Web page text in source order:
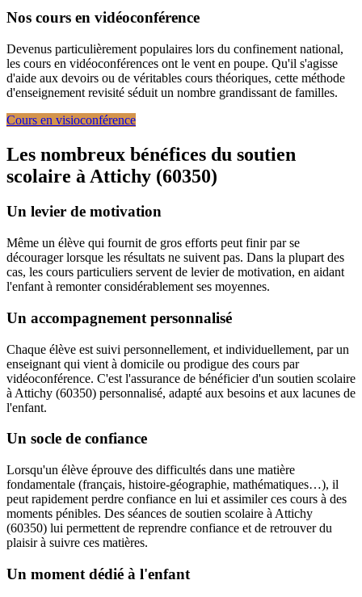
Nos cours en vidéoconférence
Devenus particulièrement populaires lors du confinement national,
les cours en vidéoconférences ont le vent en poupe. Qu'il s'agisse
d'aide aux devoirs ou de véritables cours théoriques, cette méthode
d'enseignement revisité séduit un nombre grandissant de familles.
Cours en visioconférence
Les nombreux bénéfices du soutien
scolaire à Attichy (60350)
Un levier de motivation
Même un élève qui fournit de gros efforts peut finir par se
décourager lorsque les résultats ne suivent pas. Dans la plupart des
cas, les cours particuliers servent de levier de motivation, en aidant
l'enfant à remonter considérablement ses moyennes.
Un accompagnement personnalisé
Chaque élève est suivi personnellement, et individuellement, par un
enseignant qui vient à domicile ou prodigue des cours par
vidéoconférence. C'est l'assurance de bénéficier d'un soutien scolaire
à Attichy (60350) personnalisé, adapté aux besoins et aux lacunes de
l'enfant.
Un socle de confiance
Lorsqu'un élève éprouve des difficultés dans une matière
fondamentale (français, histoire-géographie, mathématiques…), il
peut rapidement perdre confiance en lui et assimiler ces cours à des
moments pénibles. Des séances de soutien scolaire à Attichy
(60350) lui permettent de reprendre confiance et de retrouver du
plaisir à suivre ces matières.
Un moment dédié à l'enfant